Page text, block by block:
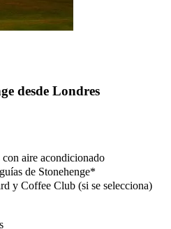
desde Londres
aire acondicionado
de Stonehenge*
y Coffee Club (si se selecciona)